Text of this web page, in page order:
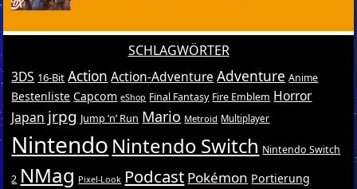
SCHLAGWÖRTER
3DS 16-Bit Action Action-Adventure Adventure Anime
Bestenliste Capcom eShop Final Fantasy Fire Emblem Horror
Japan jrpg Jump ’n’ Run Mario Metroid Multiplayer
Nintendo Nintendo Switch Nintendo Switch
2 NMag Pixel-Look Podcast Pokémon Portierung